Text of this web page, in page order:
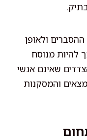
ולאופן
להיות מנוסח
שאינם אנשי
והמסקנות